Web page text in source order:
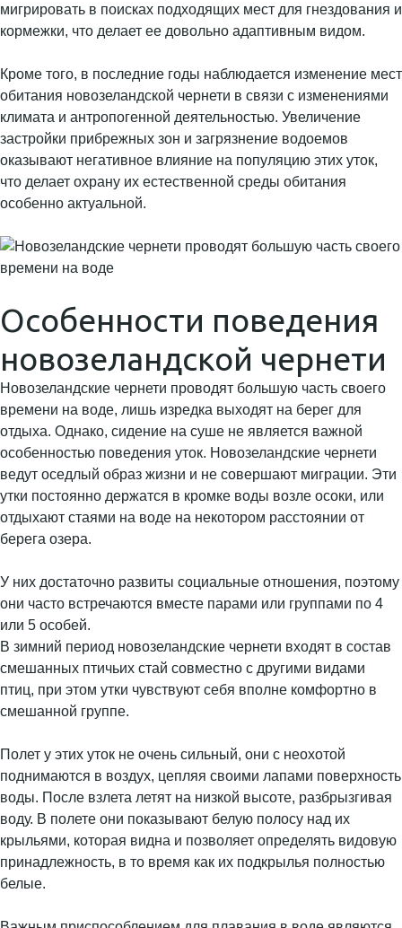
мигрировать в поисках подходящих мест для гнездования и
кормежки, что делает ее довольно адаптивным видом.
Кроме того, в последние годы наблюдается изменение мест
обитания новозеландской чернети в связи с изменениями
климата и антропогенной деятельностью. Увеличение
застройки прибрежных зон и загрязнение водоемов
оказывают негативное влияние на популяцию этих уток,
что делает охрану их естественной среды обитания
особенно актуальной.
Особенности поведения
новозеландской чернети
Новозеландские чернети проводят большую часть своего
времени на воде, лишь изредка выходят на берег для
отдыха. Однако, сидение на суше не является важной
особенностью поведения уток. Новозеландские чернети
ведут оседлый образ жизни и не совершают миграции. Эти
утки постоянно держатся в кромке воды возле осоки, или
отдыхают стаями на воде на некотором расстоянии от
берега озера.
У них достаточно развиты социальные отношения, поэтому
они часто встречаются вместе парами или группами по 4
или 5 особей.
В зимний период новозеландские чернети входят в состав
смешанных птичьих стай совместно с другими видами
птиц, при этом утки чувствуют себя вполне комфортно в
смешанной группе.
Полет у этих уток не очень сильный, они с неохотой
поднимаются в воздух, цепляя своими лапами поверхность
воды. После взлета летят на низкой высоте, разбрызгивая
воду. В полете они показывают белую полосу над их
крыльями, которая видна и позволяет определять видовую
принадлежность, в то время как их подкрылья полностью
белые.